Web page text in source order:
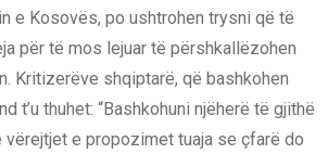
e Kosovës, po ushtrohen trysni që të
për të mos lejuar të përshkallëzohen
Kritizerëve shqiptarë, që bashkohen
t’u thuhet: “Bashkohuni njëherë të gjithë
vërejtjet e propozimet tuaja se çfarë do